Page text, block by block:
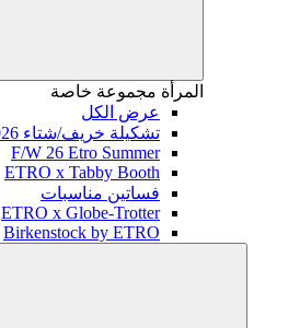
المرأة مجموعة خاصة
عرض الكل
تشكيلة خريف/شتاء 2026
F/W 26 Etro Summer
ETRO x Tabby Booth
فساتين مناسبات
ETRO x Globe-Trotter
Birkenstock by ETRO